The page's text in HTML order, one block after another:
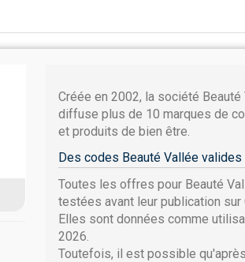
Créée en 2002, la société Beauté
diffuse plus de 10 marques de
et produits de bien être.
Des codes Beauté Vallée valides
Toutes les offres pour Beauté
testées avant leur publication sur
Elles sont données comme
2026.
Toutefois, il est possible